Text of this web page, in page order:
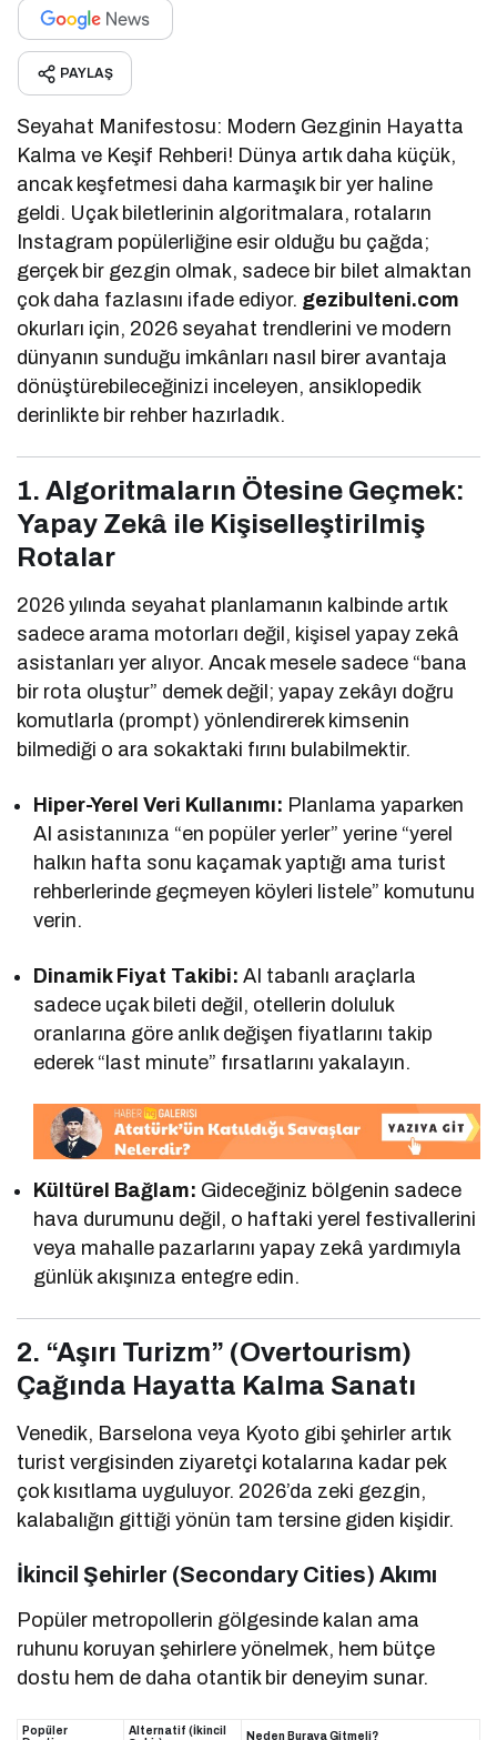
PAYLAŞ
Seyahat Manifestosu: Modern Gezginin Hayatta
Kalma ve Keşif Rehberi! Dünya artık daha küçük,
ancak keşfetmesi daha karmaşık bir yer haline
geldi. Uçak biletlerinin algoritmalara, rotaların
Instagram popülerliğine esir olduğu bu çağda;
gerçek bir gezgin olmak, sadece bir bilet almaktan
çok daha fazlasını ifade ediyor. gezibulteni.com
okurları için, 2026 seyahat trendlerini ve modern
dünyanın sunduğu imkânları nasıl birer avantaja
dönüştürebileceğinizi inceleyen, ansiklopedik
derinlikte bir rehber hazırladık.
1. Algoritmaların Ötesine Geçmek:
Yapay Zekâ ile Kişiselleştirilmiş
Rotalar
2026 yılında seyahat planlamanın kalbinde artık
sadece arama motorları değil, kişisel yapay zekâ
asistanları yer alıyor. Ancak mesele sadece “bana
bir rota oluştur” demek değil; yapay zekâyı doğru
komutlarla (prompt) yönlendirerek kimsenin
bilmediği o ara sokaktaki fırını bulabilmektir.
Hiper-Yerel Veri Kullanımı: Planlama yaparken
AI asistanınıza “en popüler yerler” yerine “yerel
halkın hafta sonu kaçamak yaptığı ama turist
rehberlerinde geçmeyen köyleri listele” komutunu
verin.
Dinamik Fiyat Takibi: AI tabanlı araçlarla
sadece uçak bileti değil, otellerin doluluk
oranlarına göre anlık değişen fiyatlarını takip
ederek “last minute” fırsatlarını yakalayın.
Kültürel Bağlam: Gideceğiniz bölgenin sadece
hava durumunu değil, o haftaki yerel festivallerini
veya mahalle pazarlarını yapay zekâ yardımıyla
günlük akışınıza entegre edin.
2. “Aşırı Turizm” (Overtourism)
Çağında Hayatta Kalma Sanatı
Venedik, Barselona veya Kyoto gibi şehirler artık
turist vergisinden ziyaretçi kotalarına kadar pek
çok kısıtlama uyguluyor. 2026’da zeki gezgin,
kalabalığın gittiği yönün tam tersine giden kişidir.
İkincil Şehirler (Secondary Cities) Akımı
Popüler metropollerin gölgesinde kalan ama
ruhunu koruyan şehirlere yönelmek, hem bütçe
dostu hem de daha otantik bir deneyim sunar.
Popüler
Alternatif (İkincil
Neden Buraya Gitmeli?